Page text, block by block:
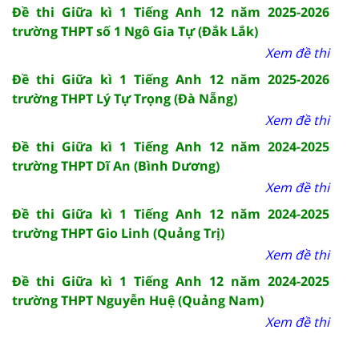
Đề thi Giữa kì 1 Tiếng Anh 12 năm 2025-2026
trường THPT số 1 Ngô Gia Tự (Đắk Lắk)
Xem đề thi
Đề thi Giữa kì 1 Tiếng Anh 12 năm 2025-2026
trường THPT Lý Tự Trọng (Đà Nẵng)
Xem đề thi
Đề thi Giữa kì 1 Tiếng Anh 12 năm 2024-2025
trường THPT Dĩ An (Bình Dương)
Xem đề thi
Đề thi Giữa kì 1 Tiếng Anh 12 năm 2024-2025
trường THPT Gio Linh (Quảng Trị)
Xem đề thi
Đề thi Giữa kì 1 Tiếng Anh 12 năm 2024-2025
trường THPT Nguyễn Huệ (Quảng Nam)
Xem đề thi